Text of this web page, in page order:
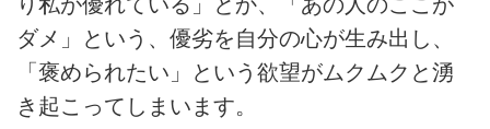
ダメ」という、優劣を自分の心が生み出し、
「褒められたい」という欲望がムクムクと湧
き起こってしまいます。